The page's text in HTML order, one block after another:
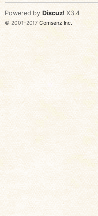
Powered by Discuz! X3.4
© 2001-2017 Comsenz Inc.